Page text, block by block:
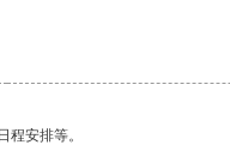
安排等。